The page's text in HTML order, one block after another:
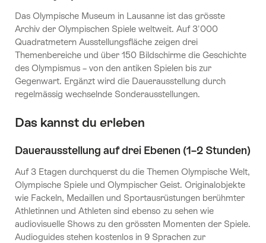
Das Olympische Museum in Lausanne ist das grösste
Archiv der Olympischen Spiele weltweit. Auf 3'000
Quadratmetern Ausstellungsfläche zeigen drei
Themenbereiche und über 150 Bildschirme die Geschichte
des Olympismus – von den antiken Spielen bis zur
Gegenwart. Ergänzt wird die Dauerausstellung durch
regelmässig wechselnde Sonderausstellungen.
Das kannst du erleben
Dauerausstellung auf drei Ebenen (1–2 Stunden)
Auf 3 Etagen durchquerst du die Themen Olympische Welt,
Olympische Spiele und Olympischer Geist. Originalobjekte
wie Fackeln, Medaillen und Sportausrüstungen berühmter
Athletinnen und Athleten sind ebenso zu sehen wie
audiovisuelle Shows zu den grössten Momenten der Spiele.
Audioguides stehen kostenlos in 9 Sprachen zur